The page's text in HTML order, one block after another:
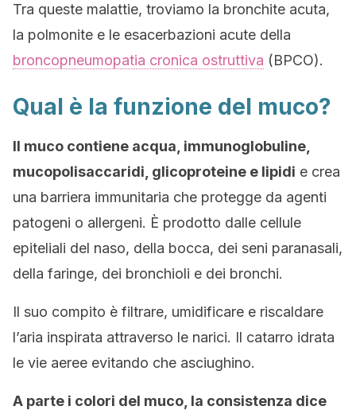
Tra queste malattie, troviamo la bronchite acuta,
la polmonite e le esacerbazioni acute della
broncopneumopatia cronica ostruttiva (BPCO).
Qual è la funzione del muco?
Il muco contiene acqua, immunoglobuline,
mucopolisaccaridi, glicoproteine e lipidi e crea
una barriera immunitaria che protegge da agenti
patogeni o allergeni. È prodotto dalle cellule
epiteliali del naso, della bocca, dei seni paranasali,
della faringe, dei bronchioli e dei bronchi.
Il suo compito è filtrare, umidificare e riscaldare
l’aria inspirata attraverso le narici. Il catarro idrata
le vie aeree evitando che asciughino.
A parte i colori del muco, la consistenza dice